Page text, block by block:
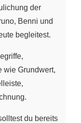
der
Benni und
begleitest.
wie Grundwert,
du bereits